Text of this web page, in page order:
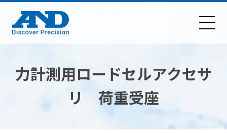
力計測用ロードセルアクセサ
リ 荷重受座